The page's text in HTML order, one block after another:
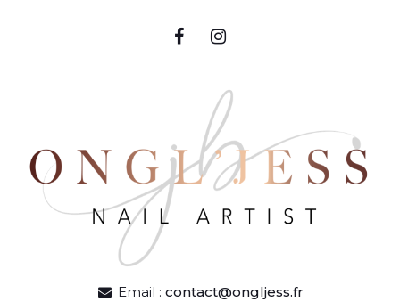
Email : contact@ongljess.fr